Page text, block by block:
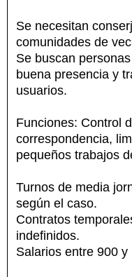
Se necesitan
comunidades de
Se buscan
buena presencia y
usuarios.
Funciones: Control
correspondencia,
pequeños trabajos
Turnos de media
según el caso.
Contratos
indefinidos.
Salarios entre 900